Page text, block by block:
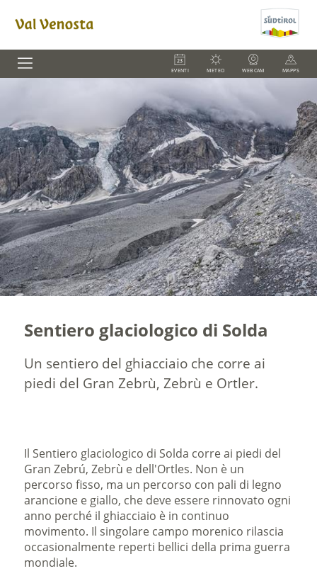
EVENTI METEO WEBCAM MAPPS
Sentiero glaciologico di Solda
Un sentiero del ghiacciaio che corre ai
piedi del Gran Zebrù, Zebrù e Ortler.
Il Sentiero glaciologico di Solda corre ai piedi del
Gran Zebrú, Zebrù e dell'Ortles. Non è un
percorso fisso, ma un percorso con pali di legno
arancione e giallo, che deve essere rinnovato ogni
anno perché il ghiacciaio è in continuo
movimento. Il singolare campo morenico rilascia
occasionalmente reperti bellici della prima guerra
mondiale.